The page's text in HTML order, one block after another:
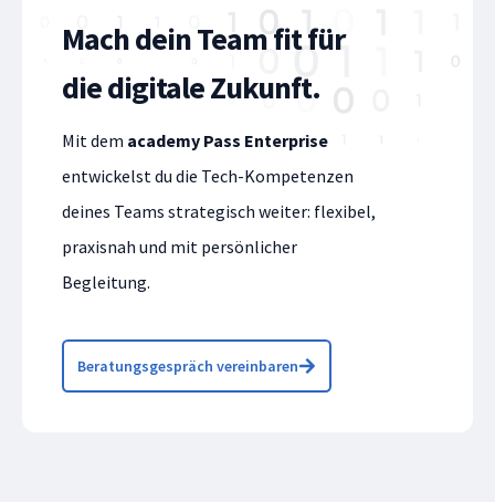
Mach dein Team fit für
die digitale Zukunft.
Mit dem academy Pass Enterprise
entwickelst du die Tech-Kompetenzen
deines Teams strategisch weiter: flexibel,
praxisnah und mit persönlicher
Begleitung.
Beratungsgespräch vereinbaren